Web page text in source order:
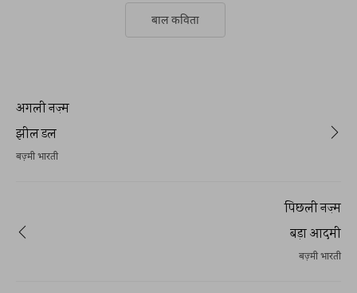
बाल कविता
अगली नज़्म
झील डल
बज़्मी भारती
पिछली नज़्म
बड़ा आदमी
बज़्मी भारती